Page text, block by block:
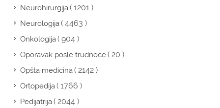
Neurohirurgija( 1201 )
Neurologija( 4463 )
Onkologija( 904 )
Oporavak posle trudnoće( 20 )
Opšta medicina( 2142 )
Ortopedija( 1766 )
Pedijatrija( 2044 )